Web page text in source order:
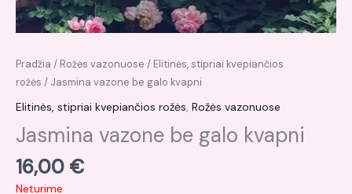
Pradžia / Rožės vazonuose / Elitinės, stipriai kvepiančios
rožės / Jasmina vazone be galo kvapni
Elitinės, stipriai kvepiančios rožės, Rožės vazonuose
Jasmina vazone be galo kvapni
16,00 €
Neturime